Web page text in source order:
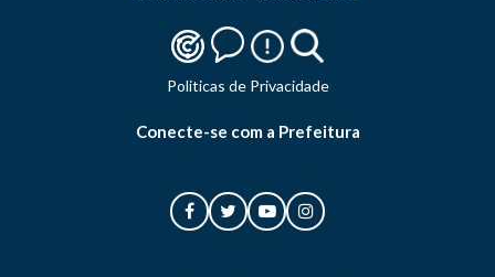
Politicas de Privacidade
Conecte-se com a Prefeitura